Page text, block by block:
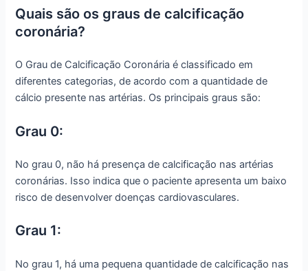
Quais são os graus de calcificação
coronária?
O Grau de Calcificação Coronária é classificado em
diferentes categorias, de acordo com a quantidade de
cálcio presente nas artérias. Os principais graus são:
Grau 0:
No grau 0, não há presença de calcificação nas artérias
coronárias. Isso indica que o paciente apresenta um baixo
risco de desenvolver doenças cardiovasculares.
Grau 1:
No grau 1, há uma pequena quantidade de calcificação nas